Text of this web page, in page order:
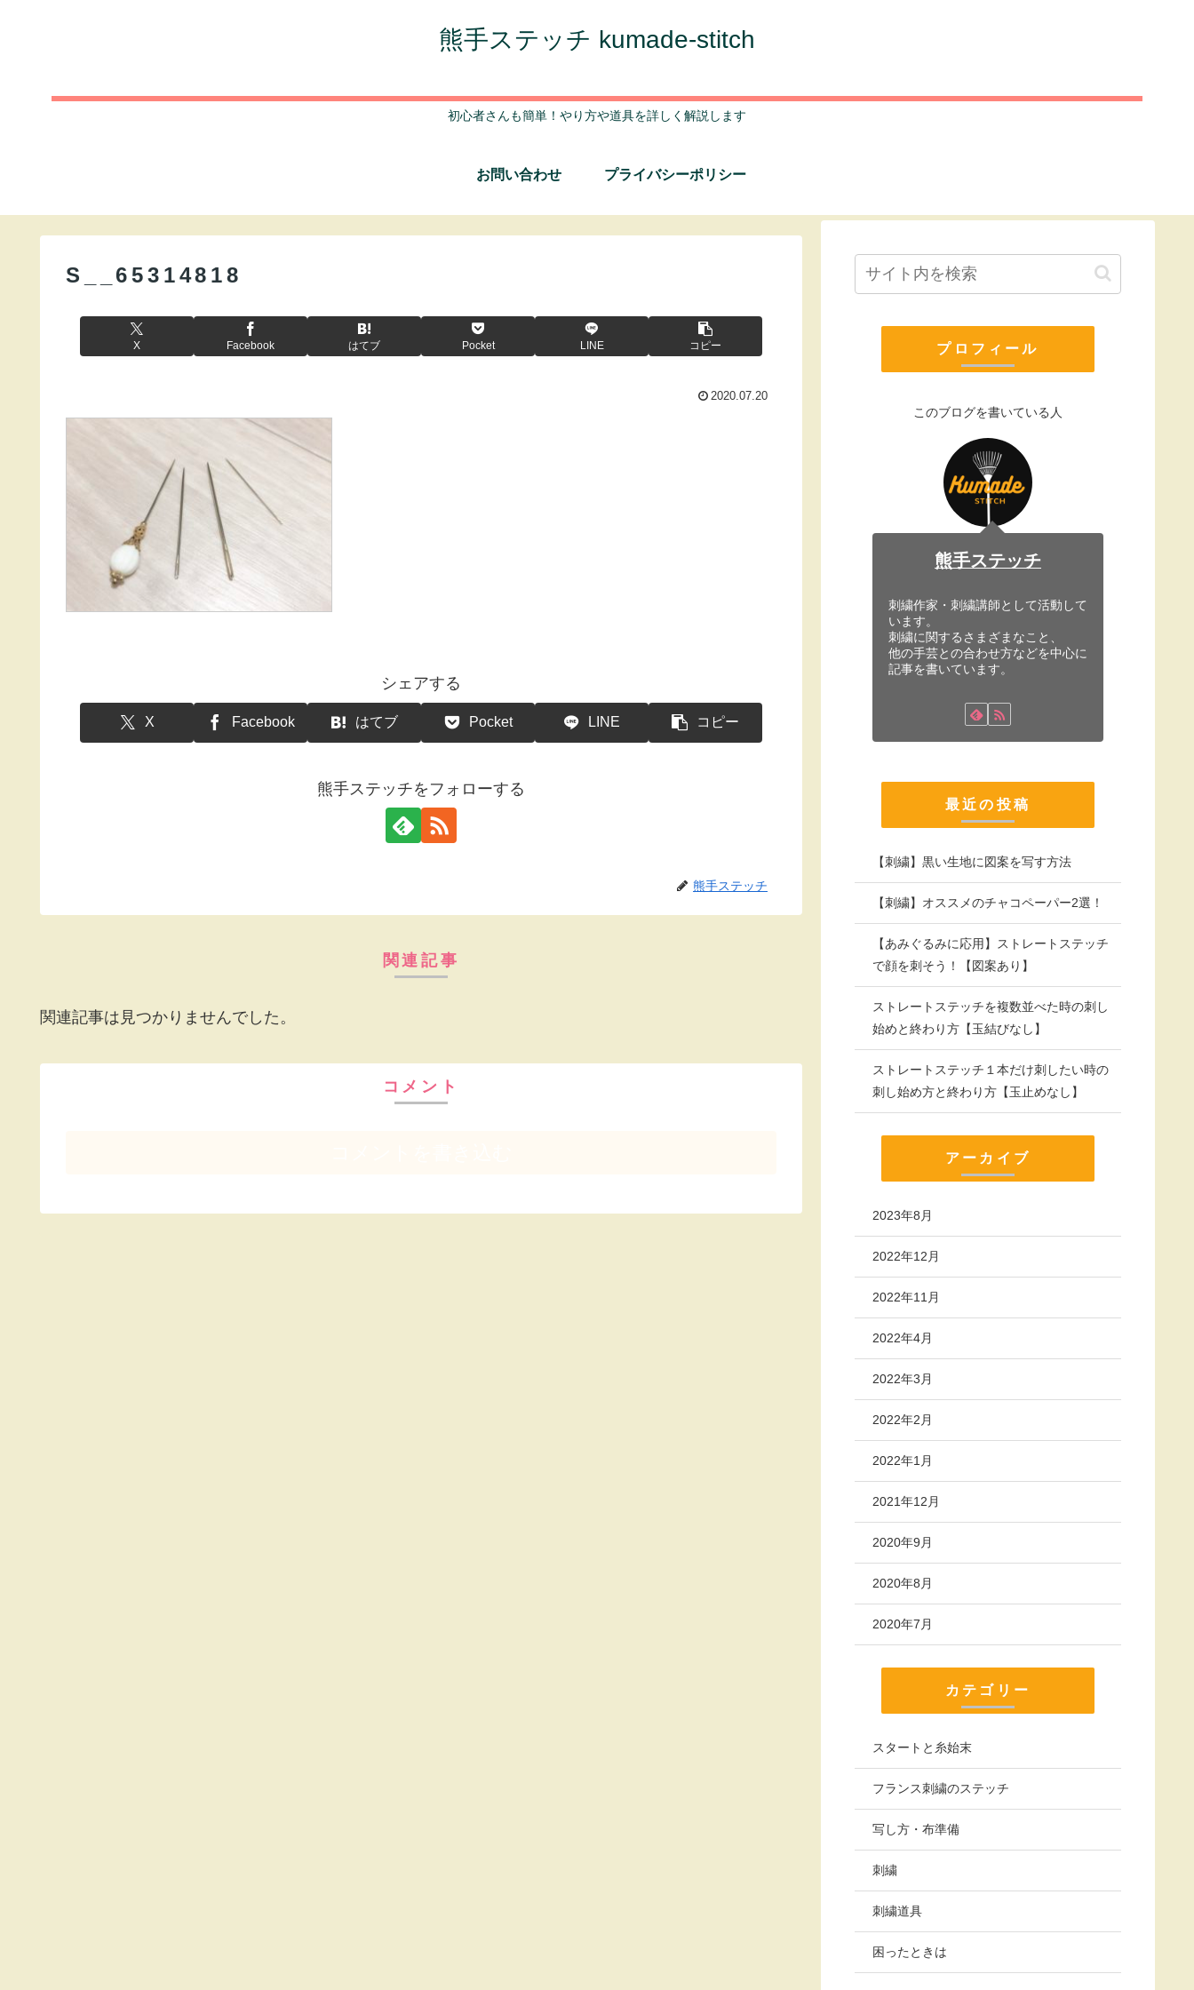
熊手ステッチ kumade-stitch
初心者さんも簡単！やり方や道具を詳しく解説します
お問い合わせ プライバシーポリシー
S__65314818
X Facebook はてブ Pocket LINE コピー
2020.07.20
シェアする
X Facebook はてブ Pocket LINE コピー
熊手ステッチをフォローする
熊手ステッチ
関連記事
関連記事は見つかりませんでした。
コメント
プロフィール
このブログを書いている人
熊手ステッチ
刺繍作家・刺繍講師として活動して
います。
刺繍に関するさまざまなこと、
他の手芸との合わせ方などを中心に
記事を書いています。
最近の投稿
【刺繍】黒い生地に図案を写す方法
【刺繍】オススメのチャコペーパー2選！
【あみぐるみに応用】ストレートステッチ
で顔を刺そう！【図案あり】
ストレートステッチを複数並べた時の刺し
始めと終わり方【玉結びなし】
ストレートステッチ１本だけ刺したい時の
刺し始め方と終わり方【玉止めなし】
アーカイブ
2023年8月
2022年12月
2022年11月
2022年4月
2022年3月
2022年2月
2022年1月
2021年12月
2020年9月
2020年8月
2020年7月
カテゴリー
スタートと糸始末
フランス刺繍のステッチ
写し方・布準備
刺繍
刺繍道具
困ったときは